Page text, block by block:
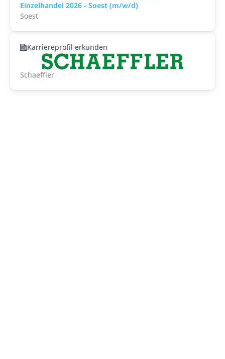
Einzelhandel 2026 - Soest (m/w/d)
Soest
Karriereprofil erkunden
Schaeffler